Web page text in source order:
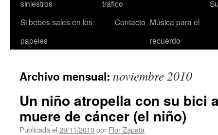
siniestros
tráfico
Si bebes sales en los
papeles
Contacto Música para el
recuerdo
Archivo mensual: noviembre 2010
Un niño atropella con su bici
muere de cáncer (el niño)
Publicada el 29/11/2010por Flor Zapata